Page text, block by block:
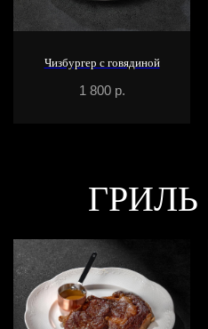
Чизбургер с говядиной
1 800 р.
ГРИЛЬ